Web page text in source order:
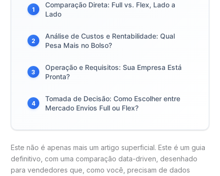
1
Comparação Direta: Full vs. Flex, Lado a
Lado
2
Análise de Custos e Rentabilidade: Qual
Pesa Mais no Bolso?
3
Operação e Requisitos: Sua Empresa Está
Pronta?
4
Tomada de Decisão: Como Escolher entre
Mercado Envios Full ou Flex?
Este não é apenas mais um artigo superficial. Este é um guia
definitivo, com uma comparação data-driven, desenhado
para vendedores que, como você, precisam de dados